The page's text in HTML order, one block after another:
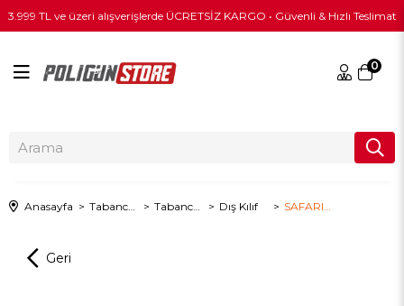
3.999 TL ve üzeri alışverişlerde ÜCRETSİZ KARGO • Güvenli & Hızlı Teslimat
0
Anasayfa Dış Kılıf